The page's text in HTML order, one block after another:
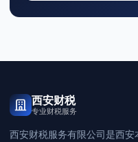
西安财税
专业财税服务
西安财税服务有限公司是西